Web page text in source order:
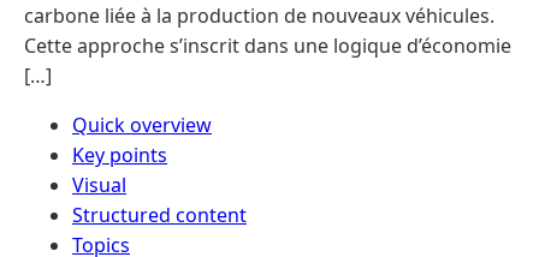
carbone liée à la production de nouveaux véhicules.
Cette approche s’inscrit dans une logique d’économie
[…]
Quick overview
Key points
Visual
Structured content
Topics